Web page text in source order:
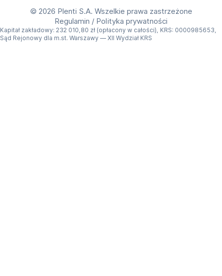
© 2026 Plenti S.A. Wszelkie prawa zastrzeżone
Regulamin / Polityka prywatności
Kapitał zakładowy: 232 010,80 zł (opłacony w całości), KRS: 0000985653,
Sąd Rejonowy dla m.st. Warszawy — XII Wydział KRS